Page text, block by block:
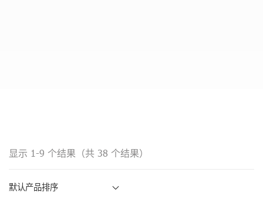
显示 1-9 个结果（共 38 个结果）